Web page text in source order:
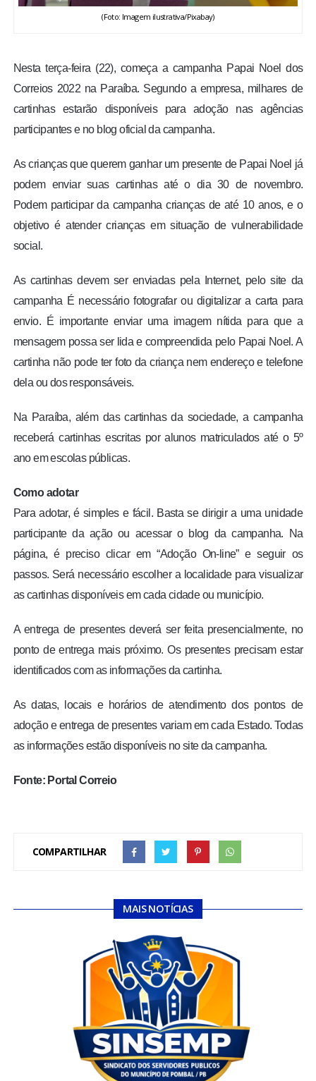
FOTOS
COLUNISTAS
(Foto: Imagem ilustrativa/Pixabay)
Nesta terça-feira (22), começa a campanha Papai Noel dos
Correios 2022 na Paraíba. Segundo a empresa, milhares de
cartinhas estarão disponíveis para adoção nas agências
participantes e no blog oficial da campanha.
As crianças que querem ganhar um presente de Papai Noel já
podem enviar suas cartinhas até o dia 30 de novembro.
Podem participar da campanha crianças de até 10 anos, e o
objetivo é atender crianças em situação de vulnerabilidade
social.
As cartinhas devem ser enviadas pela Internet, pelo site da
campanha É necessário fotografar ou digitalizar a carta para
envio. É importante enviar uma imagem nítida para que a
mensagem possa ser lida e compreendida pelo Papai Noel. A
cartinha não pode ter foto da criança nem endereço e telefone
dela ou dos responsáveis.
Na Paraíba, além das cartinhas da sociedade, a campanha
receberá cartinhas escritas por alunos matriculados até o 5º
ano em escolas públicas.
Como adotar
Para adotar, é simples e fácil. Basta se dirigir a uma unidade
participante da ação ou acessar o blog da campanha. Na
página, é preciso clicar em “Adoção On-line” e seguir os
passos. Será necessário escolher a localidade para visualizar
as cartinhas disponíveis em cada cidade ou município.
A entrega de presentes deverá ser feita presencialmente, no
ponto de entrega mais próximo. Os presentes precisam estar
identificados com as informações da cartinha.
As datas, locais e horários de atendimento dos pontos de
adoção e entrega de presentes variam em cada Estado. Todas
as informações estão disponíveis no site da campanha.
Fonte: Portal Correio
COMPARTILHAR
MAIS NOTÍCIAS